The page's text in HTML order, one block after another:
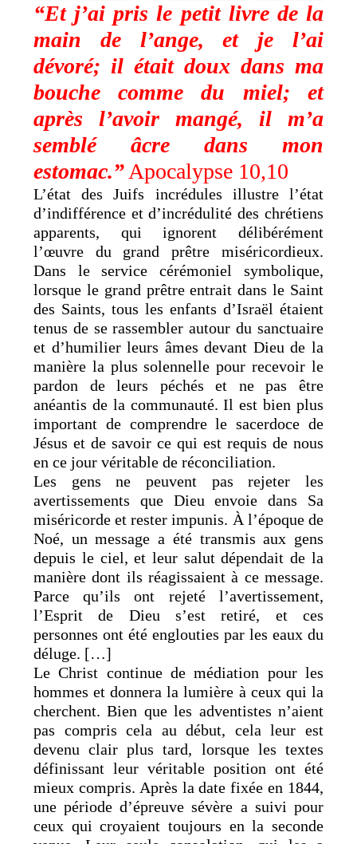
“Et j’ai pris le petit livre de la
main de l’ange, et je l’ai
dévoré; il était doux dans ma
bouche comme du miel; et
après l’avoir mangé, il m’a
semblé âcre dans mon
estomac.” Apocalypse 10,10
L’état des Juifs incrédules illustre l’état
d’indifférence et d’incrédulité des chrétiens
apparents, qui ignorent délibérément
l’œuvre du grand prêtre miséricordieux.
Dans le service cérémoniel symbolique,
lorsque le grand prêtre entrait dans le Saint
des Saints, tous les enfants d’Israël étaient
tenus de se rassembler autour du sanctuaire
et d’humilier leurs âmes devant Dieu de la
manière la plus solennelle pour recevoir le
pardon de leurs péchés et ne pas être
anéantis de la communauté. Il est bien plus
important de comprendre le sacerdoce de
Jésus et de savoir ce qui est requis de nous
en ce jour véritable de réconciliation.
Les gens ne peuvent pas rejeter les
avertissements que Dieu envoie dans Sa
miséricorde et rester impunis. À l’époque de
Noé, un message a été transmis aux gens
depuis le ciel, et leur salut dépendait de la
manière dont ils réagissaient à ce message.
Parce qu’ils ont rejeté l’avertissement,
l’Esprit de Dieu s’est retiré, et ces
personnes ont été englouties par les eaux du
déluge. […]
Le Christ continue de médiation pour les
hommes et donnera la lumière à ceux qui la
cherchent. Bien que les adventistes n’aient
pas compris cela au début, cela leur est
devenu clair plus tard, lorsque les textes
définissant leur véritable position ont été
mieux compris. Après la date fixée en 1844,
une période d’épreuve sévère a suivi pour
ceux qui croyaient toujours en la seconde